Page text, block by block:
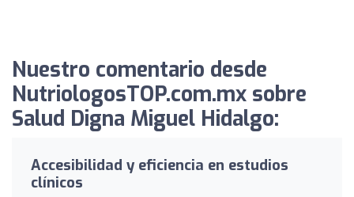
Nuestro comentario desde
NutriologosTOP.com.mx sobre
Salud Digna Miguel Hidalgo:
Accesibilidad y eficiencia en estudios
clínicos